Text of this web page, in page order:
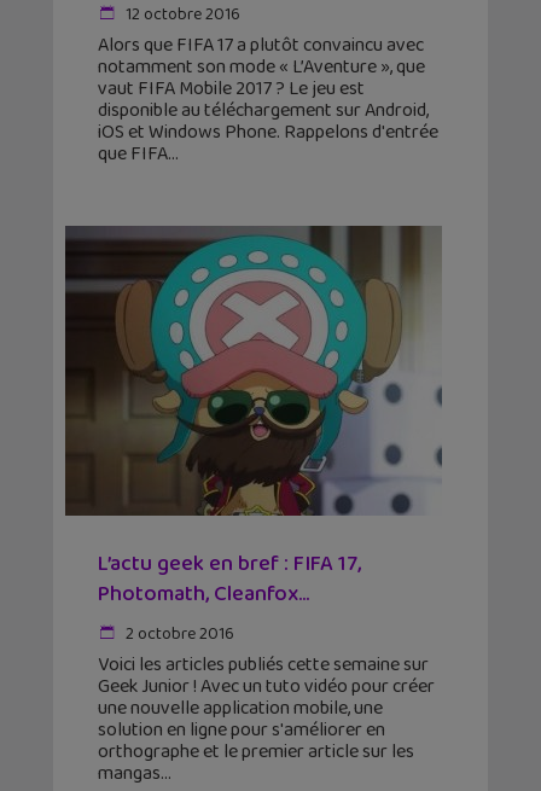
12 octobre 2016
Alors que FIFA 17 a plutôt convaincu avec
notamment son mode « L’Aventure », que
vaut FIFA Mobile 2017 ? Le jeu est
disponible au téléchargement sur Android,
iOS et Windows Phone. Rappelons d'entrée
que FIFA
L’actu geek en bref : FIFA 17,
Photomath, Cleanfox…
2 octobre 2016
Voici les articles publiés cette semaine sur
Geek Junior ! Avec un tuto vidéo pour créer
une nouvelle application mobile, une
solution en ligne pour s'améliorer en
orthographe et le premier article sur les
mangas